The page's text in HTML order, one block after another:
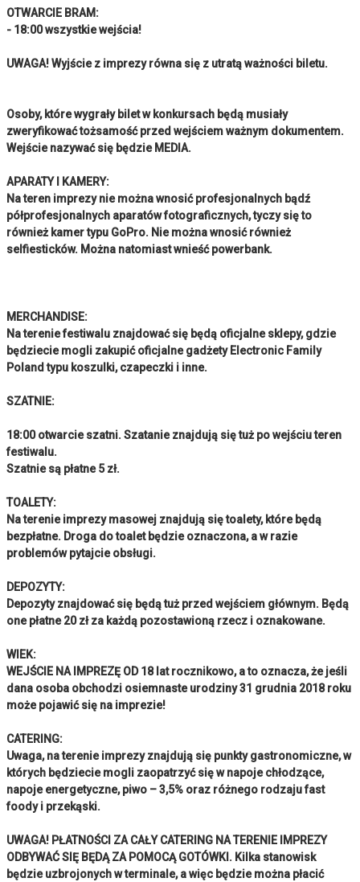
OTWARCIE BRAM:
- 18:00 wszystkie wejścia!
UWAGA! Wyjście z imprezy równa się z utratą ważności biletu.
Osoby, które wygrały bilet w konkursach będą musiały
zweryfikować tożsamość przed wejściem ważnym dokumentem.
Wejście nazywać się będzie MEDIA.
APARATY I KAMERY:
Na teren imprezy nie można wnosić profesjonalnych bądź
półprofesjonalnych aparatów fotograficznych, tyczy się to
również kamer typu GoPro. Nie można wnosić również
selfiesticków. Można natomiast wnieść powerbank.
MERCHANDISE:
Na terenie festiwalu znajdować się będą oficjalne sklepy, gdzie
będziecie mogli zakupić oficjalne gadżety Electronic Family
Poland typu koszulki, czapeczki i inne.
SZATNIE:
18:00 otwarcie szatni. Szatanie znajdują się tuż po wejściu teren
festiwalu.
Szatnie są płatne 5 zł.
TOALETY:
Na terenie imprezy masowej znajdują się toalety, które będą
bezpłatne. Droga do toalet będzie oznaczona, a w razie
problemów pytajcie obsługi.
DEPOZYTY:
Depozyty znajdować się będą tuż przed wejściem głównym. Będą
one płatne 20 zł za każdą pozostawioną rzecz i oznakowane.
WIEK:
WEJŚCIE NA IMPREZĘ OD 18 lat rocznikowo, a to oznacza, że jeśli
dana osoba obchodzi osiemnaste urodziny 31 grudnia 2018 roku
może pojawić się na imprezie!
CATERING:
Uwaga, na terenie imprezy znajdują się punkty gastronomiczne, w
których będziecie mogli zaopatrzyć się w napoje chłodzące,
napoje energetyczne, piwo – 3,5% oraz różnego rodzaju fast
foody i przekąski.
UWAGA! PŁATNOŚCI ZA CAŁY CATERING NA TERENIE IMPREZY
ODBYWAĆ SIĘ BĘDĄ ZA POMOCĄ GOTÓWKI. Kilka stanowisk
będzie uzbrojonych w terminale, a więc będzie można płacić